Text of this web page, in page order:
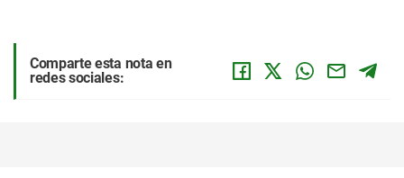
Comparte esta nota en
redes sociales: